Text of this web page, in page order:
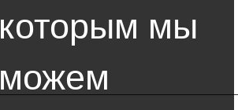
которым мы
можем